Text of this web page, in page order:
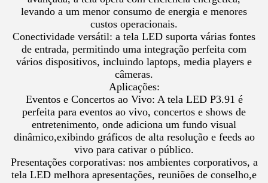
levando a um menor consumo de energia e menores
custos operacionais.
Conectividade versátil: a tela LED suporta várias fontes
de entrada, permitindo uma integração perfeita com
vários dispositivos, incluindo laptops, media players e
câmeras.
Aplicações:
Eventos e Concertos ao Vivo: A tela LED P3.91 é
perfeita para eventos ao vivo, concertos e shows de
entretenimento, onde adiciona um fundo visual
dinâmico,exibindo gráficos de alta resolução e feeds ao
vivo para cativar o público.
Presentações corporativas: nos ambientes corporativos, a
tela LED melhora apresentações, reuniões de conselho,e